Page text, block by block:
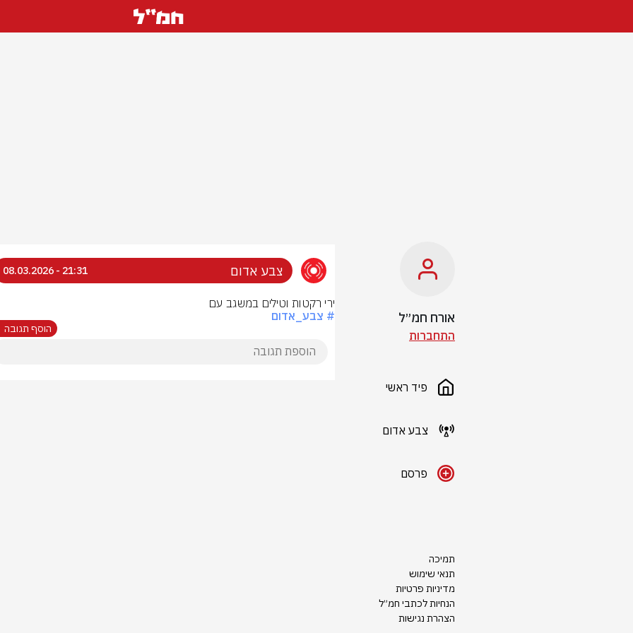
אורח חמ״ל
התחברות
פיד ראשי
צבע אדום
פרסם
תמיכה
תנאי שימוש
מדיניות פרטיות
הנחיות לכתבי חמ״ל
הצהרת נגישות
צבע אדום 21:31 - 08.03.2026
ירי רקטות וטילים במשגב עם
# צבע_אדום
הוסף תגובה